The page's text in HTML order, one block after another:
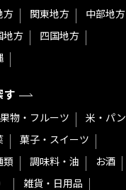
方 関東地方
中部地方
地方
四国地方
す
果物・フルーツ
米・パン
菓子・スイーツ
類 調味料・油
お酒
雑貨・日用品